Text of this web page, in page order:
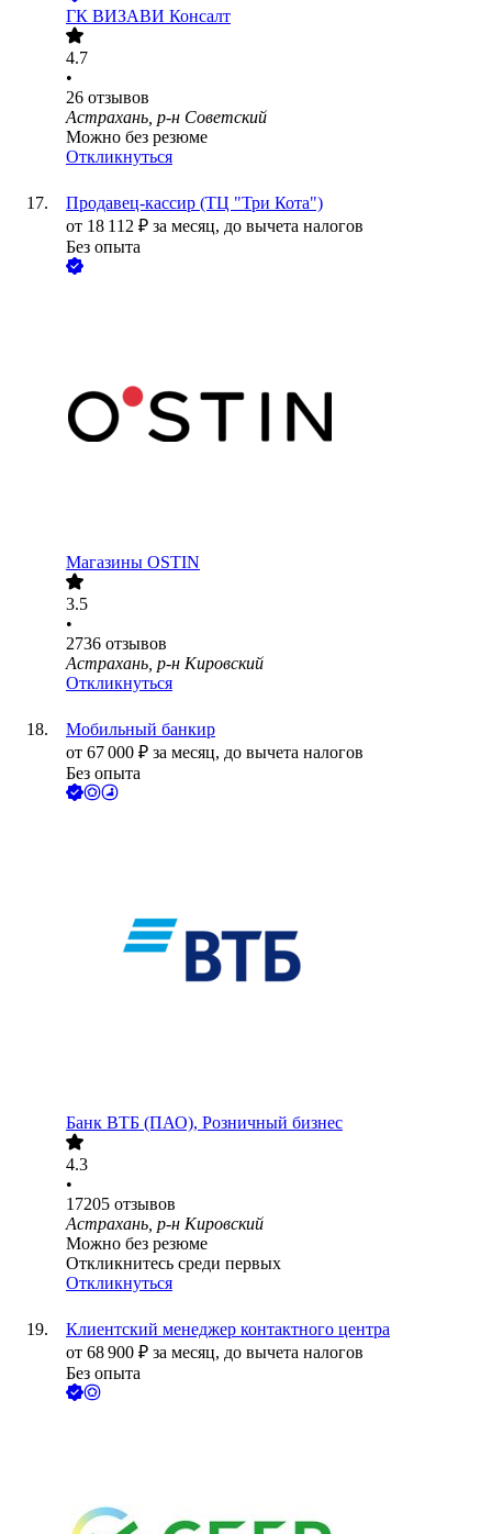
ГК ВИЗАВИ Консалт
4.7
•
26 отзывов
Астрахань, р-н Советский
Можно без резюме
Откликнуться
Продавец-кассир (ТЦ "Три Кота")
от 18 112 ₽ за месяц, до вычета налогов
Без опыта
Магазины OSTIN
3.5
•
2736 отзывов
Астрахань, р-н Кировский
Откликнуться
Мобильный банкир
от 67 000 ₽ за месяц, до вычета налогов
Без опыта
Банк ВТБ (ПАО), Розничный бизнес
4.3
•
17205 отзывов
Астрахань, р-н Кировский
Можно без резюме
Откликнитесь среди первых
Откликнуться
Клиентский менеджер контактного центра
от 68 900 ₽ за месяц, до вычета налогов
Без опыта